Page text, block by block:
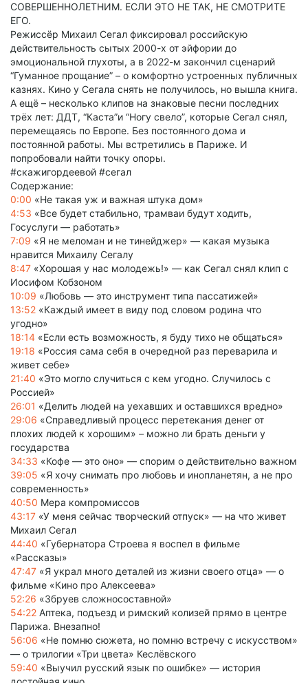
СОВЕРШЕННОЛЕТНИМ. ЕСЛИ ЭТО НЕ ТАК, НЕ СМОТРИТЕ
ЕГО.
Режиссёр Михаил Сегал фиксировал российскую
действительность сытых 2000-х от эйфории до
эмоциональной глухоты, а в 2022-м закончил сценарий
“Гуманное прощание” – о комфортно устроенных публичных
казнях. Кино у Сегала снять не получилось, но вышла книга.
А ещё – несколько клипов на знаковые песни последних
трёх лет: ДДТ, “Каста”и “Ногу свело”, которые Сегал снял,
перемещаясь по Европе. Без постоянного дома и
постоянной работы. Мы встретились в Париже. И
попробовали найти точку опоры.
#скажигордеевой #сегал
Содержание:
0:00 «Не такая уж и важная штука дом»
4:53 «Все будет стабильно, трамваи будут ходить,
Госуслуги — работать»
7:09 «Я не меломан и не тинейджер» — какая музыка
нравится Михаилу Сегалу
8:47 «Хорошая у нас молодежь!» — как Сегал снял клип с
Иосифом Кобзоном
10:09 «Любовь — это инструмент типа пассатижей»
13:52 «Каждый имеет в виду под словом родина что
угодно»
18:14 «Если есть возможность, я буду тихо не общаться»
19:18 «Россия сама себя в очередной раз переварила и
живет себе»
21:40 «Это могло случиться с кем угодно. Случилось с
Россией»
26:01 «Делить людей на уехавших и оставшихся вредно»
29:06 «Справедливый процесс перетекания денег от
плохих людей к хорошим» – можно ли брать деньги у
государства
34:33 «Кофе — это оно» — спорим о действительно важном
39:05 «Я хочу снимать про любовь и инопланетян, а не про
современность»
40:50 Мера компромиссов
43:17 «У меня сейчас творческий отпуск» — на что живет
Михаил Сегал
44:40 «Губернатора Строева я воспел в фильме
«Рассказы»
47:47 «Я украл много деталей из жизни своего отца» — о
фильме «Кино про Алексеева»
52:26 «Збруев сложносоставной»
54:22 Аптека, подъезд и римский колизей прямо в центре
Парижа. Внезапно!
56:06 «Не помню сюжета, но помню встречу с искусством»
— о трилогии «Три цвета» Кеслёвского
59:40 «Выучил русский язык по ошибке» — история